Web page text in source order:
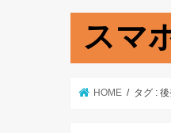
スマ
HOME タグ :